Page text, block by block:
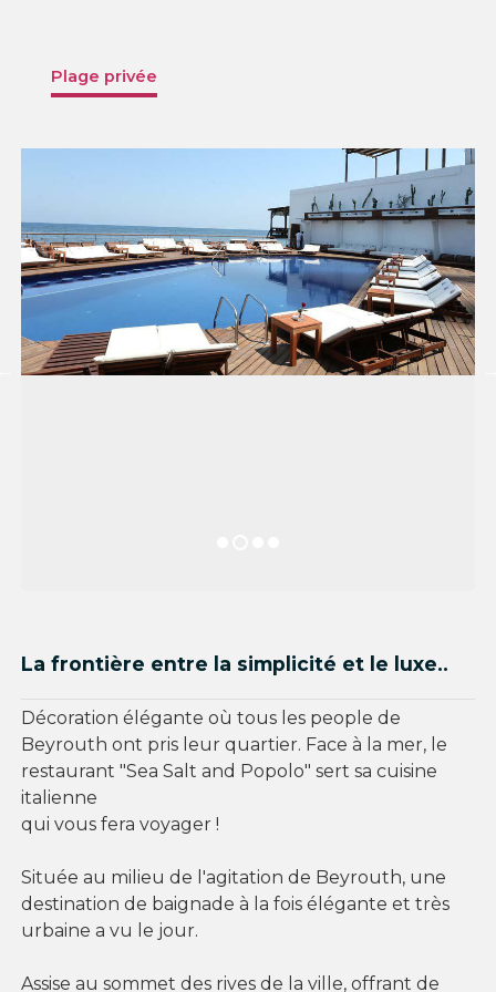
Plage privée
La frontière entre la simplicité et le luxe..
Décoration élégante où tous les people de
Beyrouth ont pris leur quartier. Face à la mer, le
restaurant "Sea Salt and Popolo" sert sa cuisine
italienne
qui vous fera voyager !
Située au milieu de l'agitation de Beyrouth, une
destination de baignade à la fois élégante et très
urbaine a vu le jour.
Assise au sommet des rives de la ville, offrant de